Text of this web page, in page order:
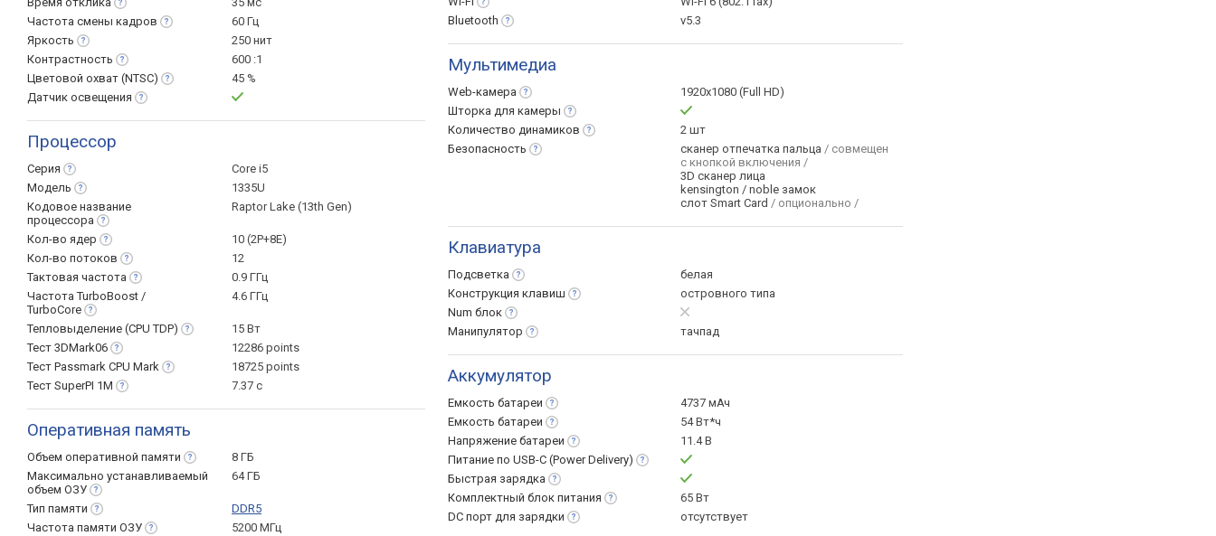
Частота смены кадров
60 Гц
Яркость
250 нит
Контрастность
600 :1
Цветовой охват (NTSC)
45 %
Датчик освещения
Процессор
Серия
Core i5
Модель
1335U
Кодовое название
процессора
Raptor Lake (13th Gen)
Кол-во ядер
10 (2P+8E)
Кол-во потоков
12
Тактовая частота
0.9 ГГц
Частота TurboBoost /
TurboCore
4.6 ГГц
Тепловыделение (CPUTDP)
15 Вт
Тест 3DMark06
12286 points
Тест Passmark CPU Mark
18725 points
Тест SuperPI 1M 7.37 с
Оперативная память
Объем оперативной памяти
8 ГБ
Максимально устанавливаемый
объем ОЗУ
64 ГБ
Тип памяти
DDR5
Частота памяти ОЗУ
5200 МГц
Bluetooth
v5.3
Мультимедиа
Web-камера
1920x1080 (Full HD)
Шторка для камеры
Количество динамиков
2 шт
Безопасность
сканер отпечатка пальца / совмещен
с кнопкой включения /
3D сканер лица
kensington / noble замок
слот Smart Card / опционально /
Клавиатура
Подсветка
белая
Конструкция клавиш
островного типа
Num блок
Манипулятор
тачпад
Аккумулятор
Емкость батареи
4737 мАч
Емкость батареи
54 Вт*ч
Напряжение батареи
11.4 В
Питание по USB-C (PowerDelivery)
Быстрая зарядка
Комплектный блок питания
65 Вт
DC порт для зарядки отсутствует